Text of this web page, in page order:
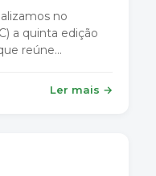
no
a quinta edição
reúne
para discutir as
Ler mais →